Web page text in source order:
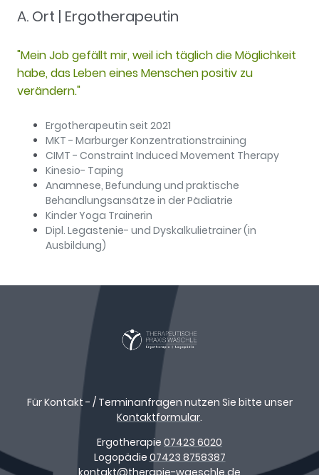
A. Ort | Ergotherapeutin
"Mein Job gefällt mir, weil ich täglich die Möglichkeit
habe, das Leben eines Menschen positiv zu
verändern."
Ergotherapeutin seit 2021
MKT - Marburger Konzentrationstraining
CIMT - Constraint Induced Movement Therapy
Kinesio- Taping
Anamnese, Befundung und praktische
Behandlungsansätze in der Pädiatrie
Kinder Yoga Trainerin
Dipl. Legastenie- und Dyskalkulietrainer (in
Ausbildung)
Für Kontakt - / Terminanfragen nutzen Sie bitte unser
Kontaktformular.
Ergotherapie 07423 6020
Logopädie 07423 8758387
kontakt@therapie-waeschle.de